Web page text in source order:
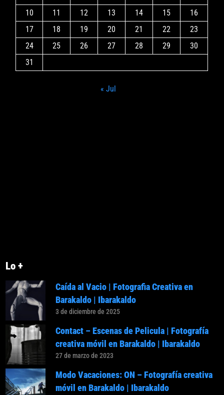
10
11 12 13 14 15
16
17
18 19 20 21 22
23
24
25 26 27 28 29
30
31
« Jul
Lo +
Caída al Vacio | Fotografia Creativa en
Barakaldo | Ibarakaldo
3 de diciembre de 2025
Contact – Escenas de Pelicula | Fotografía
creativa móvil en Barakaldo | Ibarakaldo
27 de marzo de 2023
Modo Vacaciones: ON – Fotografía creativa
móvil en Barakaldo | Ibarakaldo